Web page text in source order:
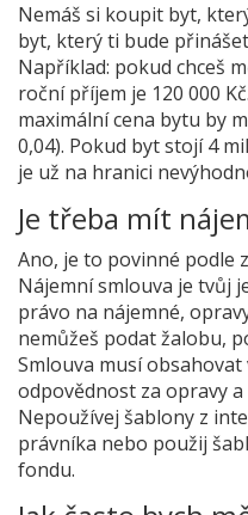
Nemáš si koupit byt,
byt, který ti bude
Například: pokud chceš
roční příjem je 120 000
maximální cena bytu by
0,04). Pokud byt stojí 4
je už na hranici
Je třeba mít
Ano, je to povinné podle
Nájemní smlouva je tvůj
právo na nájemné,
nemůžeš podat žalobu,
Smlouva musí
odpovědnost za opravy
Nepoužívej šablony z
právníka nebo použij
fondu.